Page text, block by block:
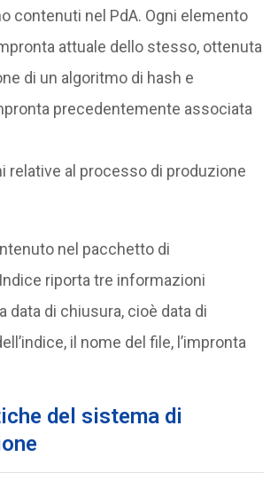
contenuti nel PdA. Ogni elemento
attuale dello stesso, ottenuta
di un algoritmo di hash e
precedentemente associata
relative al processo di produzione
nel pacchetto di
riporta tre informazioni
data di chiusura, cioè data di
il nome del file, l’impronta
del sistema di